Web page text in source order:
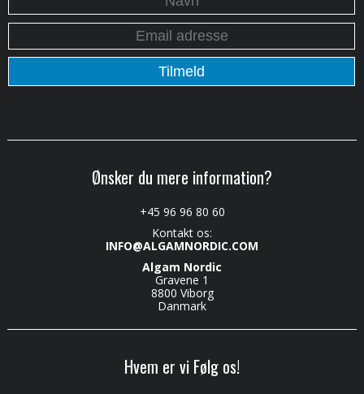
Ønsker du mere information?
+45 96 96 80 60
Kontakt os:
INFO@ALGAMNORDIC.COM
Algam Nordic
Gravene 1
8800 Viborg
Danmark
Hvem er vi Følg os!